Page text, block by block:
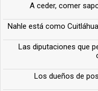
A ceder, comer
Nahle está como
Las diputaciones que
Los dueños de